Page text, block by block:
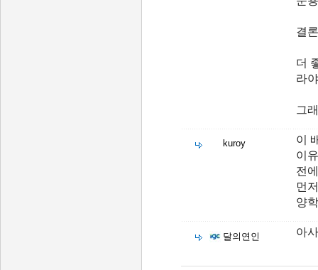
결
더
라
그
kuroy
이
이
전
먼
양
달의연인 아